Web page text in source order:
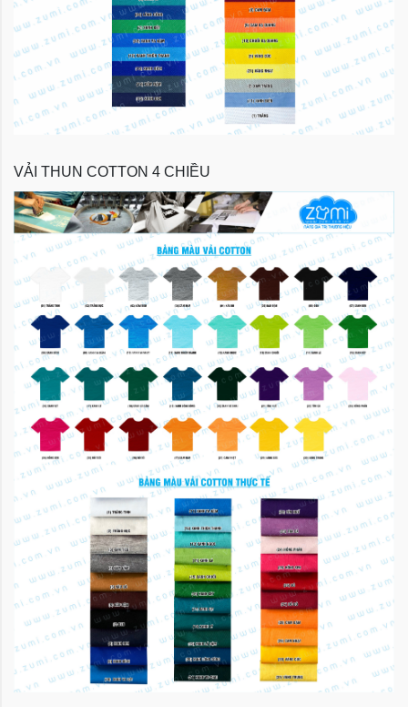
VẢI THUN COTTON 4 CHIỀU